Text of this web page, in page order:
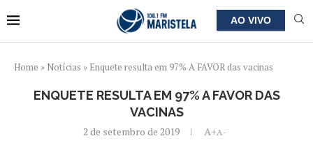
AO VIVO
Home » Notícias » Enquete resulta em 97% A FAVOR das vacinas
ENQUETE RESULTA EM 97% A FAVOR DAS
VACINAS
2 de setembro de 2019 A+A-